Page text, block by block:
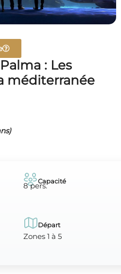
: Les
méditerranée
Capacité
8 pers.
Départ
Zones 1 à 5